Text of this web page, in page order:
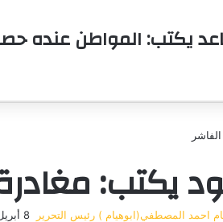
يكتب: المواطن عنده
يكتب:
احمد المصطفي(ابوهيام ) رئيس التحرير
أرسل
8 أبريل، 2025